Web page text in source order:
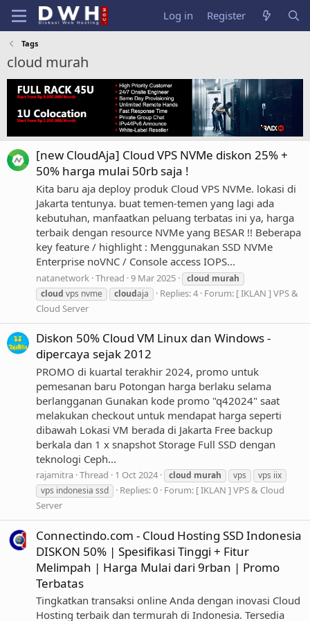
Log in Register
Tags
cloud murah
[new CloudAja] Cloud VPS NVMe diskon 25% +
50% harga mulai 50rb saja !
Kita baru aja deploy produk Cloud VPS NVMe. lokasi di
Jakarta tentunya. buat temen-temen yang lagi ada
kebutuhan, manfaatkan peluang terbatas ini ya, harga
terbaik dengan resource NVMe yang BESAR !! Beberapa
key feature / highlight : Menggunakan SSD NVMe
Enterprise noVNC / Console access IOPS...
natanetwork Thread 9 Mar 2025 cloud murah
cloud vps nvme cloudaja Replies: 4 Forum: [ IKLAN ] VPS &
Cloud Server
Diskon 50% Cloud VM Linux dan Windows -
dipercaya sejak 2012
PROMO di kuartal terakhir 2024, promo untuk
pemesanan baru Potongan harga berlaku selama
berlangganan Gunakan kode promo "q42024" saat
melakukan checkout untuk mendapat harga seperti
dibawah Lokasi VM berada di Jakarta Free backup
berkala dan 1 x snapshot Storage Full SSD dengan
teknologi Ceph...
rajamitra Thread 1 Oct 2024 cloud murah vps
vps iix
vps indonesia ssd
Replies: 0 Forum: [ IKLAN ] VPS & Cloud
Server
Connectindo.com - Cloud Hosting SSD Indonesia
DISKON 50% | Spesifikasi Tinggi + Fitur
Melimpah | Harga Mulai dari 9rban | Promo
Terbatas
Tingkatkan transaksi online Anda dengan inovasi Cloud
Hosting terbaik dan termurah di Indonesia. Tersedia